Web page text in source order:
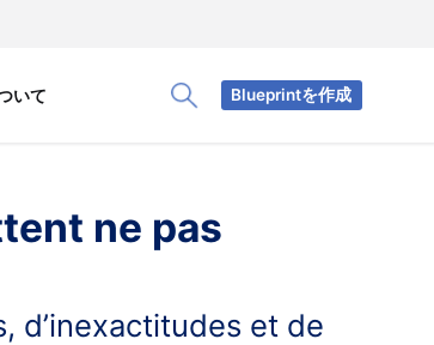
Toggle Search Panel
いて Blueprintを作成
ne pas
d’inexactitudes et de